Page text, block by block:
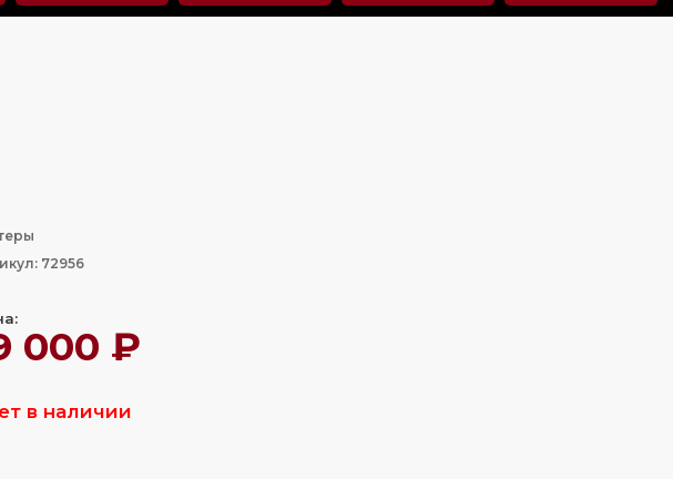
72956
000 ₽
в наличии